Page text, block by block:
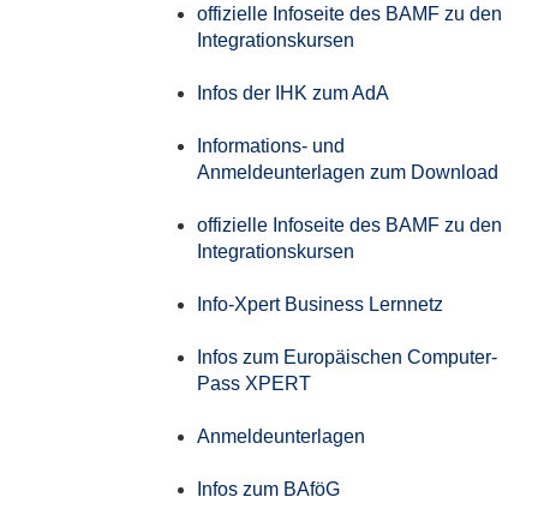
offizielle Infoseite des BAMF zu den
Integrationskursen
Infos der IHK zum AdA
Informations- und
Anmeldeunterlagen zum Download
offizielle Infoseite des BAMF zu den
Integrationskursen
Info-Xpert Business Lernnetz
Infos zum Europäischen Computer-
Pass XPERT
Anmeldeunterlagen
Infos zum BAföG